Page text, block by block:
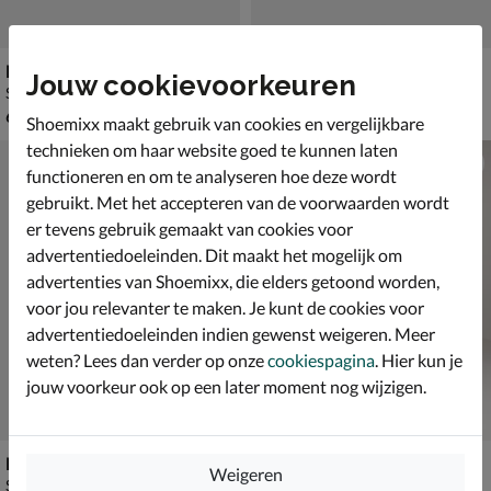
Nelson Kids
Sandalen - multi
€ 64,99
64 ,
Replay Alicante
Sandalen - multi
€ 69,99
69
Nelson Kids
Sandalen - multi Sandalen - multi
Jouw cookievoorkeuren
Shoemixx maakt gebruik van cookies en vergelijkbare
technieken om haar website goed te kunnen laten
functioneren en om te analyseren hoe deze wordt
gebruikt. Met het accepteren van de voorwaarden wordt
er tevens gebruik gemaakt van cookies voor
advertentiedoeleinden. Dit maakt het mogelijk om
advertenties van Shoemixx, die elders getoond worden,
voor jou relevanter te maken. Je kunt de cookies voor
advertentiedoeleinden indien gewenst weigeren. Meer
weten? Lees dan verder op onzecookiespagina. Hier kun je
jouw voorkeur ook op een later moment nog wijzigen.
Weigeren